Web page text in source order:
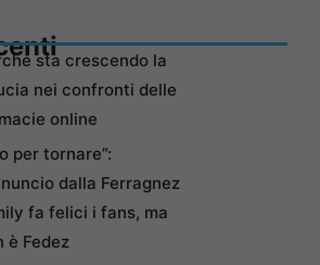
sta crescendo la
nei confronti delle
online
per tornare”:
dalla Ferragnez
fa felici i fans, ma
è Fedez